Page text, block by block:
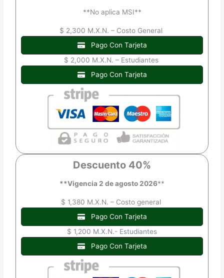
**No aplica MSI**
$ 2,300 M.X.N. – Costo General
Pago Con Tarjeta
$ 2,000 M.X.N. – Estudiantes
Pago Con Tarjeta
Descuento 40%
**Vigencia 2 de agosto 2026**
$ 1,380 M.X.N. – Costo general
Pago Con Tarjeta
$ 1,200 M.X.N.- Estudiantes
Pago Con Tarjeta